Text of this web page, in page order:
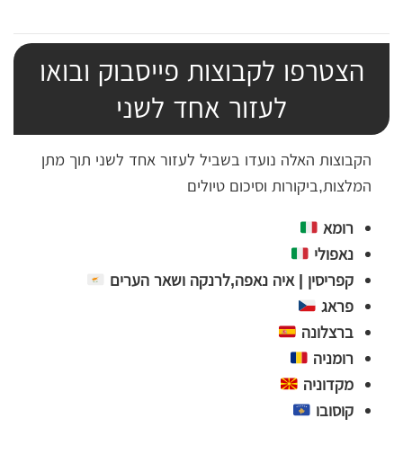
הצטרפו לקבוצות פייסבוק ובואו
לעזור אחד לשני
הקבוצות האלה נועדו בשביל לעזור אחד לשני תוך מתן
המלצות,ביקורות וסיכום טיולים
רומא
נאפולי
קפריסין | איה נאפה,לרנקה ושאר הערים
פראג
ברצלונה
רומניה
מקדוניה
קוסובו